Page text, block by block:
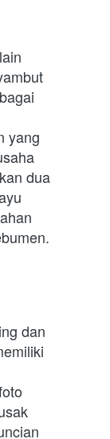
yang
dua